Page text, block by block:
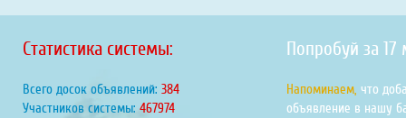
Статистика системы:
Всего досок объявлений: 438
Участников системы: 533355
Попробуй за 17
Напоминаем, что
объявление в нашу